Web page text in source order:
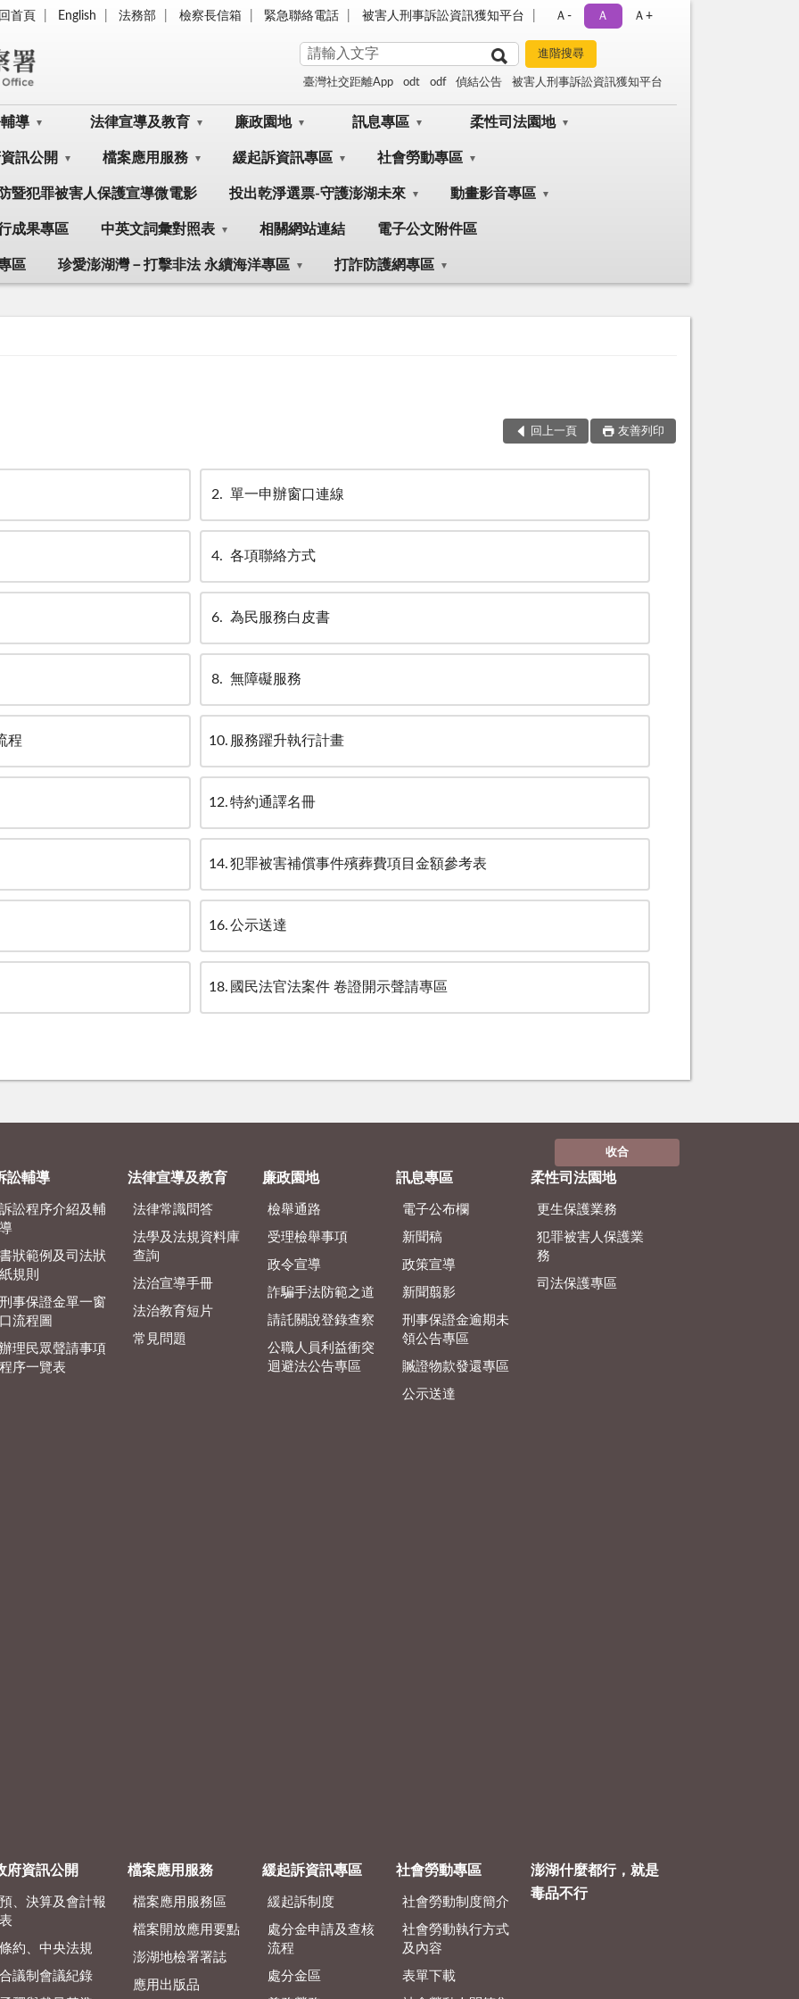
首頁 English 法務部 檢察長信箱 緊急聯絡電話 被害人刑事訴訟資訊獲知平台 Ａ- Ａ Ａ+
臺灣社交距離App odt odf 偵結公告 被害人刑事訴訟資訊獲知平台
導 法律宣導及教育 廉政園地 訊息專區 柔性司法園地
訊公開 檔案應用服務 緩起訴資訊專區 社會勞動專區
暨犯罪被害人保護宣導微電影 投出乾淨選票-守護澎湖未來 動畫影音專區
成果專區 中英文詞彙對照表 相關網站連結 電子公文附件區
區 珍愛澎湖灣－打擊非法 永續海洋專區 打詐防護網專區
回上一頁 友善列印
2 單一申辦窗口連線
4 各項聯絡方式
6 為民服務白皮書
8 無障礙服務
程 10 服務躍升執行計畫
12 特約通譯名冊
14 犯罪被害補償事件殯葬費項目金額參考表
16 公示送達
18 國民法官法案件 卷證開示聲請專區
收合
訟輔導
訟程序介紹及輔
狀範例及司法狀
規則
事保證金單一窗
流程圖
理民眾聲請事項
序一覽表
法律宣導及教育
法律常識問答
法學及法規資料庫
查詢
法治宣導手冊
法治教育短片
常見問題
廉政園地
檢舉通路
受理檢舉事項
政令宣導
詐騙手法防範之道
請託關說登錄查察
公職人員利益衝突
迴避法公告專區
訊息專區
電子公布欄
新聞稿
政策宣導
新聞翦影
刑事保證金逾期未
領公告專區
贓證物款發還專區
公示送達
柔性司法園地
更生保護業務
犯罪被害人保護業
務
司法保護專區
府資訊公開
、決算及會計報
約、中央法規
議制會議紀錄
檔案應用服務
檔案應用服務區
檔案開放應用要點
澎湖地檢署署誌
應用出版品
緩起訴資訊專區
緩起訴制度
處分金申請及查核
流程
處分金區
社會勞動專區
社會勞動制度簡介
社會勞動執行方式
及內容
表單下載
澎湖什麼都行，就是
毒品不行